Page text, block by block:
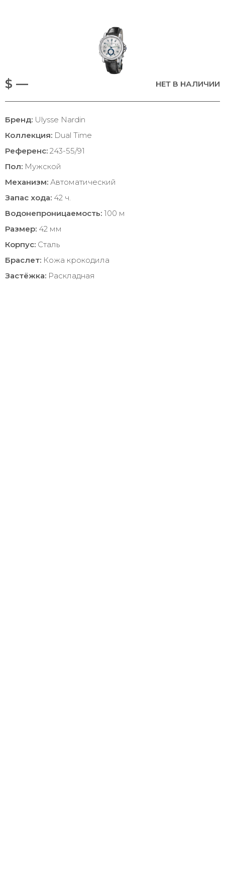
$ — НЕТ В НАЛИЧИИ
Бренд: Ulysse Nardin
Коллекция: Dual Time
Референс: 243-55/91
Пол: Мужской
Механизм: Автоматический
Запас хода: 42 ч.
Водонепроницаемость: 100 м
Размер: 42 мм
Корпус: Сталь
Браслет: Кожа крокодила
Застёжка: Раскладная